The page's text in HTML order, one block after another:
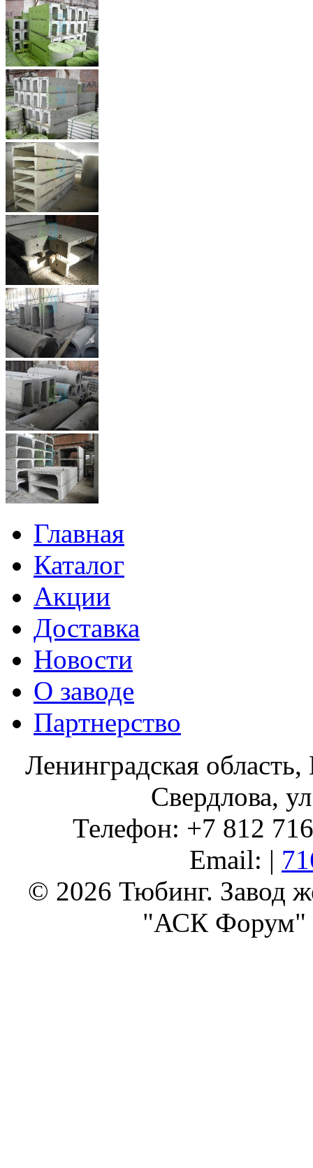
Главная
Каталог
Акции
Доставка
Новости
О заводе
Партнерство
Ленинградская
Свердлова,
Телефон: +7 812
Email: |
© 2026 Тюбинг. Завод
"АСК Форум"